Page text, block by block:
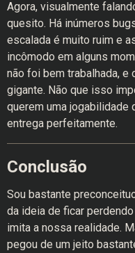
Agora, visualmente
quesito. Há inúmeros
escalada é muito ruim e
incômodo em alguns
não foi bem trabalhada, e
gigante. Não que isso
querem uma jogabilidade
entrega perfeitamente.
Conclusão
Sou bastante
da ideia de ficar
imita a nossa realidade.
pegou de um jeito